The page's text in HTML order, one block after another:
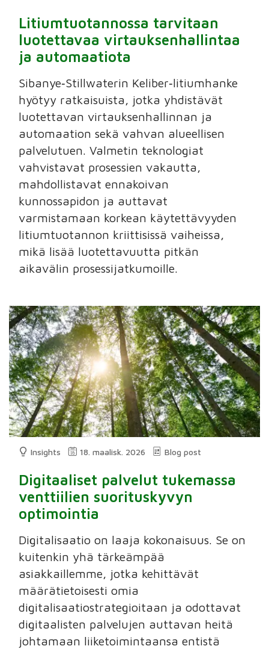
Litiumtuotannossa tarvitaan
luotettavaa virtauksenhallintaa
ja automaatiota
Sibanye‑Stillwaterin Keliber‑litiumhanke
hyötyy ratkaisuista, jotka yhdistävät
luotettavan virtauksenhallinnan ja
automaation sekä vahvan alueellisen
palvelutuen. Valmetin teknologiat
vahvistavat prosessien vakautta,
mahdollistavat ennakoivan
kunnossapidon ja auttavat
varmistamaan korkean käytettävyyden
litiumtuotannon kriittisissä vaiheissa,
mikä lisää luotettavuutta pitkän
aikavälin prosessijatkumoille.
Insights 18. maalisk. 2026 Blog post
Digitaaliset palvelut tukemassa
venttiilien suorituskyvyn
optimointia
Digitalisaatio on laaja kokonaisuus. Se on
kuitenkin yhä tärkeämpää
asiakkaillemme, jotka kehittävät
määrätietoisesti omia
digitalisaatiostrategioitaan ja odottavat
digitaalisten palvelujen auttavan heitä
johtamaan liiketoimintaansa entistä